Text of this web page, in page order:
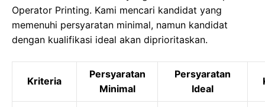
Operator Printing. Kami mencari kandidat yang
memenuhi persyaratan minimal, namun kandidat
dengan kualifikasi ideal akan diprioritaskan.
Kriteria
Persyaratan
Minimal
Persyaratan
Ideal